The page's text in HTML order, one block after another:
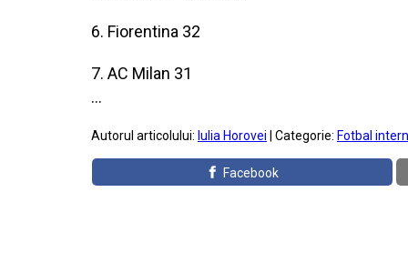
6. Fiorentina 32
7. AC Milan 31
...
Autorul articolului: Iulia Horovei | Categorie: Fotbal
Facebook